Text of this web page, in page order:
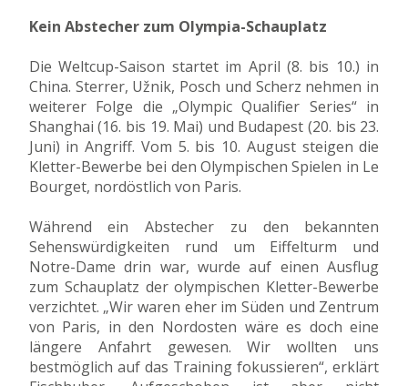
Kein Abstecher zum Olympia-Schauplatz
Die Weltcup-Saison startet im April (8. bis 10.) in
China. Sterrer, Užnik, Posch und Scherz nehmen in
weiterer Folge die „Olympic Qualifier Series“ in
Shanghai (16. bis 19. Mai) und Budapest (20. bis 23.
Juni) in Angriff. Vom 5. bis 10. August steigen die
Kletter-Bewerbe bei den Olympischen Spielen in Le
Bourget, nordöstlich von Paris.
Während ein Abstecher zu den bekannten
Sehenswürdigkeiten rund um Eiffelturm und
Notre-Dame drin war, wurde auf einen Ausflug
zum Schauplatz der olympischen Kletter-Bewerbe
verzichtet. „Wir waren eher im Süden und Zentrum
von Paris, in den Nordosten wäre es doch eine
längere Anfahrt gewesen. Wir wollten uns
bestmöglich auf das Training fokussieren“, erklärt